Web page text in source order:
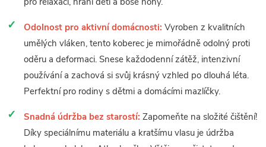
Odolnost pro aktivní domácnosti: Vyroben z kvalitních
umělých vláken, tento koberec je mimořádně odolný proti
oděru a deformaci. Snese každodenní zátěž, intenzivní
používání a zachová si svůj krásný vzhled po dlouhá léta.
Perfektní pro rodiny s dětmi a domácími mazlíčky.
Snadná údržba bez starostí: Zapomeňte na složité čištění!
Díky speciálnímu materiálu a kratšímu vlasu je údržba